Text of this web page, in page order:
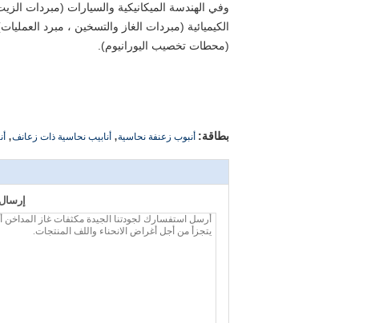
وفي الهندسة الميكانيكية والسيارات (مبردات
الكيميائية (مبردات الغاز والتسخين ، مبرد
(محطات تخصيب اليورانيوم).
بطاقة: أنبوب زعنفة نحاسية, أنابيب نحاسية ذات زعانف,